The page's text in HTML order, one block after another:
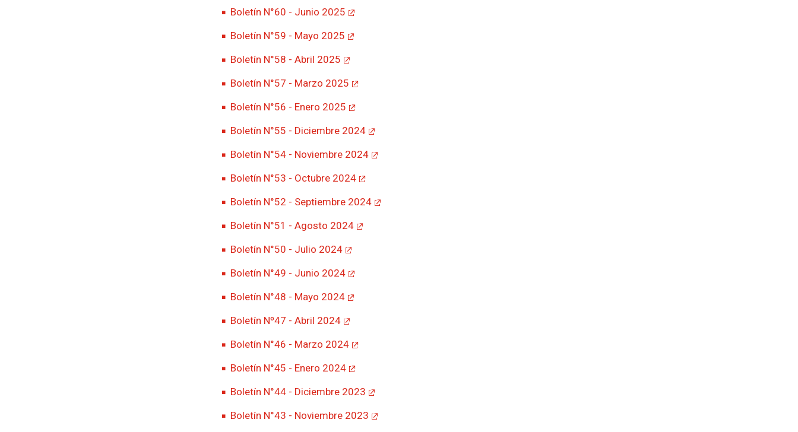
Boletín N°60 - Junio 2025
Boletín N°59 - Mayo 2025
Boletín N°58 - Abril 2025
Boletín N°57 - Marzo 2025
Boletín N°56 - Enero 2025
Boletín N°55 - Diciembre 2024
Boletín N°54 - Noviembre 2024
Boletín N°53 - Octubre 2024
Boletín N°52 - Septiembre 2024
Boletín N°51 - Agosto 2024
Boletín N°50 - Julio 2024
Boletín N°49 - Junio 2024
Boletín N°48 - Mayo 2024
Boletín Nº47 - Abril 2024
Boletín N°46 - Marzo 2024
Boletín N°45 - Enero 2024
Boletín N°44 - Diciembre 2023
Boletín N°43 - Noviembre 2023